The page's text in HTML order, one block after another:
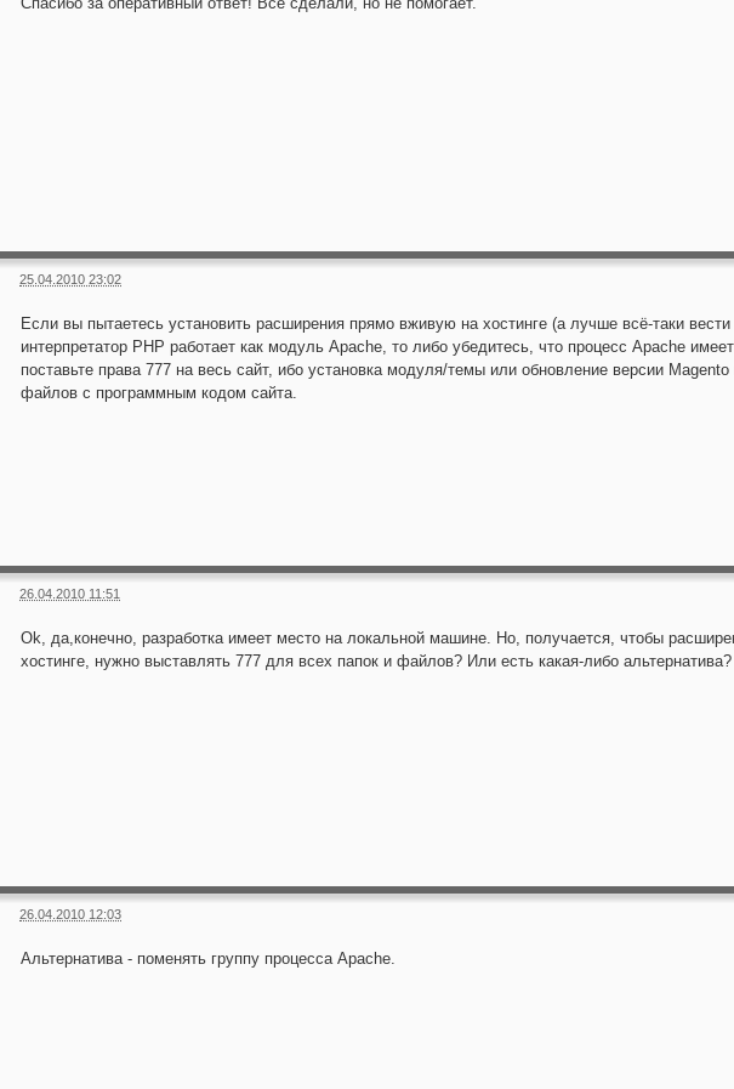
25.04.2010 23:02
Если вы пытаетесь установить расширения прямо вживую на хостинге (а лучше всё-таки
интерпретатор PHP работает как модуль Apache, то либо убедитесь, что процесс Apache
поставьте права 777 на весь сайт, ибо установка модуля/темы или обновление версии
файлов с программным кодом сайта.
26.04.2010 11:51
Ok, да,конечно, разработка имеет место на локальной машине. Но, получается, чтобы
хостинге, нужно выставлять 777 для всех папок и файлов? Или есть какая-либо альтернатива?
26.04.2010 12:03
Альтернатива - поменять группу процесса Apache.